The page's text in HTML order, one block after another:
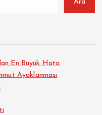
Ara
En Büyük Hata
Ayaklanması